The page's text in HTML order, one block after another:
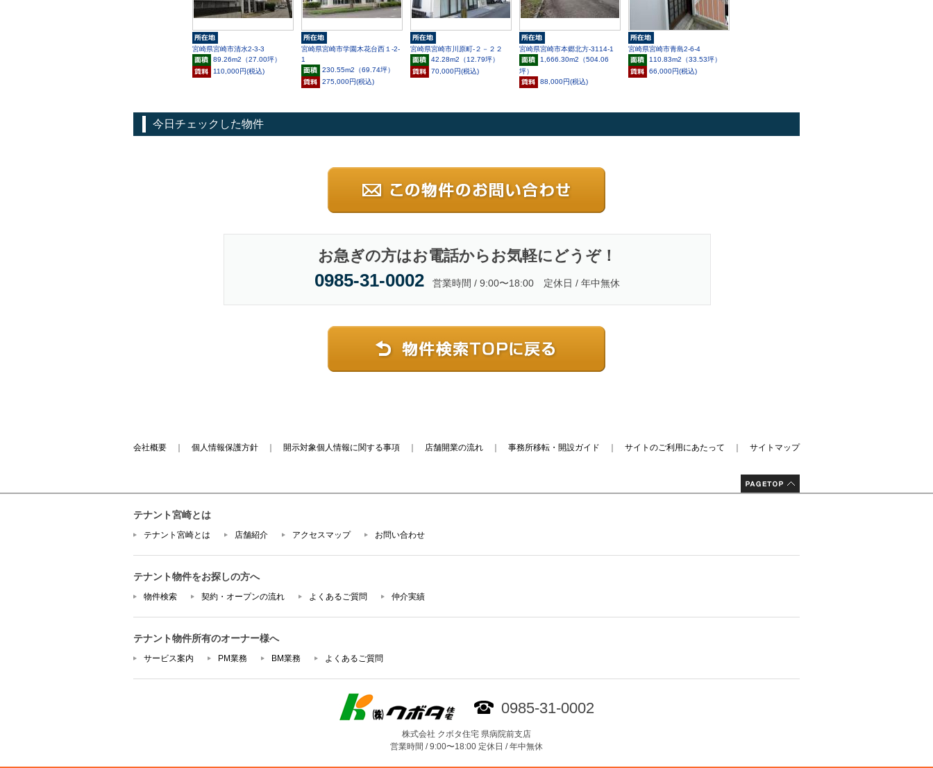
宮崎県宮崎市清水2-3-3
89.26m2 （27.00坪）
110,000円(税込)
宮崎県宮崎市学園木花台西１-2-
1
230.55m2 （69.74坪）
275,000円(税込)
宮崎県宮崎市川原町-２－２２
42.28m2 （12.79坪）
70,000円(税込)
宮崎県宮崎市本郷北方-3114-1
1,666.30m2 （504.06
坪）
88,000円(税込)
宮崎県宮崎市青島2-6-4
110.83m2 （33.53坪）
66,000円(税込)
今日チェックした物件
お急ぎの方はお電話からお気軽にどうぞ！
0985-31-0002 営業時間 / 9:00〜18:00 定休日 / 年中無休
会社概要 個人情報保護方針 開示対象個人情報に関する事項 店舗開業の流れ 事務所移転・開設ガイド サイトのご利用にあたって サイトマップ
テナント宮崎とは
テナント宮崎とは 店舗紹介 アクセスマップ お問い合わせ
テナント物件をお探しの方へ
物件検索 契約・オープンの流れ よくあるご質問 仲介実績
テナント物件所有のオーナー様へ
サービス案内 PM業務 BM業務 よくあるご質問
0985-31-0002
株式会社 クボタ住宅 県病院前支店
営業時間 / 9:00〜18:00 定休日 / 年中無休